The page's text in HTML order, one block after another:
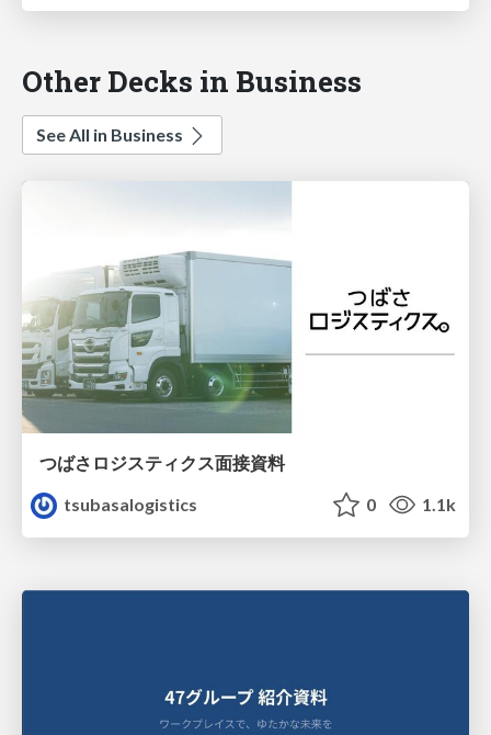
Other Decks in Business
See All in Business
つばさロジスティクス面接資料
tsubasalogistics
0 1.1k